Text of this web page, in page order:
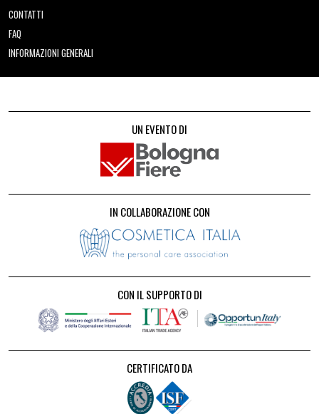
CONTATTI
FAQ
INFORMAZIONI GENERALI
UN EVENTO DI
IN COLLABORAZIONE CON
CON IL SUPPORTO DI
CERTIFICATO DA